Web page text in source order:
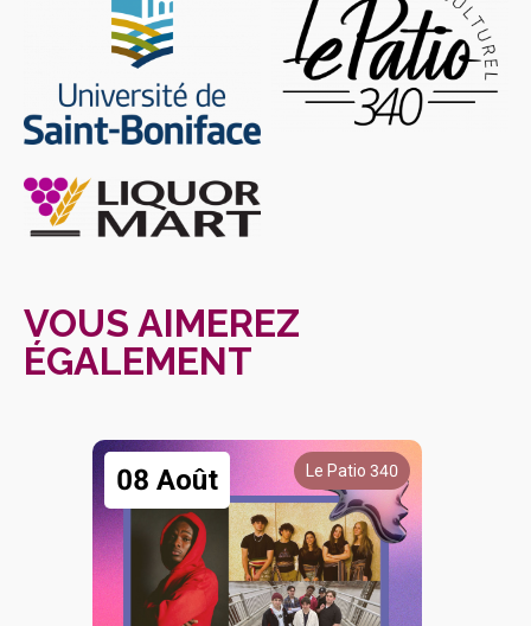
VOUS AIMEREZ
ÉGALEMENT
08 Août Le Patio 340